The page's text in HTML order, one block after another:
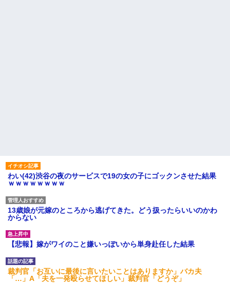
わい(42)渋谷の夜のサービスで19の女の子にゴックンさせた結果
ｗｗｗｗｗｗｗｗ
13歳娘が元嫁のところから逃げてきた。どう扱ったらいいのかわ
からない
【悲報】嫁がワイのこと嫌いっぽいから単身赴任した結果
裁判官「お互いに最後に言いたいことはありますか」バカ夫
「…」A「夫を一発殴らせてほしい」裁判官「どうぞ」